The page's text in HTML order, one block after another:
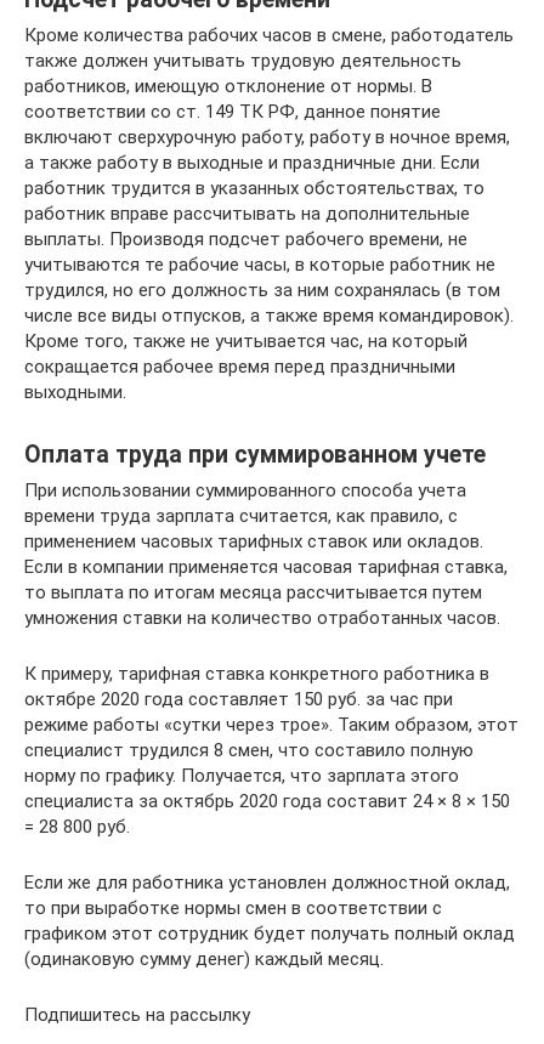
Кроме количества рабочих часов в смене, работодатель
также должен учитывать трудовую деятельность
работников, имеющую отклонение от нормы. В
соответствии со ст. 149 ТК РФ, данное понятие
включают сверхурочную работу, работу в ночное время,
а также работу в выходные и праздничные дни. Если
работник трудится в указанных обстоятельствах, то
работник вправе рассчитывать на дополнительные
выплаты. Производя подсчет рабочего времени, не
учитываются те рабочие часы, в которые работник не
трудился, но его должность за ним сохранялась (в том
числе все виды отпусков, а также время командировок).
Кроме того, также не учитывается час, на который
сокращается рабочее время перед праздничными
выходными.
Оплата труда при суммированном учете
При использовании суммированного способа учета
времени труда зарплата считается, как правило, с
применением часовых тарифных ставок или окладов.
Если в компании применяется часовая тарифная ставка,
то выплата по итогам месяца рассчитывается путем
умножения ставки на количество отработанных часов.
К примеру, тарифная ставка конкретного работника в
октябре 2020 года составляет 150 руб. за час при
режиме работы «сутки через трое». Таким образом, этот
специалист трудился 8 смен, что составило полную
норму по графику. Получается, что зарплата этого
специалиста за октябрь 2020 года составит 24 × 8 × 150
= 28 800 руб.
Если же для работника установлен должностной оклад,
то при выработке нормы смен в соответствии с
графиком этот сотрудник будет получать полный оклад
(одинаковую сумму денег) каждый месяц.
Подпишитесь на рассылку